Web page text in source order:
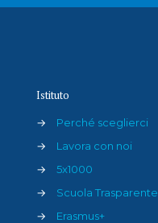
Istituto
→
Perché sceglierci
→
Lavora con noi
→
5x1000
→
Scuola Trasparente
→
Erasmus+